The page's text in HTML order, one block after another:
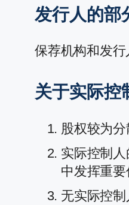
发行人的部
保荐机构和发
关于实际控
股权较为
实际控制
中发挥重要
无实际控